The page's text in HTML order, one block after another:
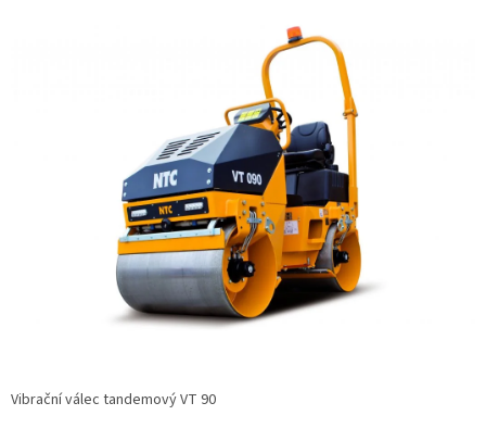
Vibrační válec tandemový VT 90